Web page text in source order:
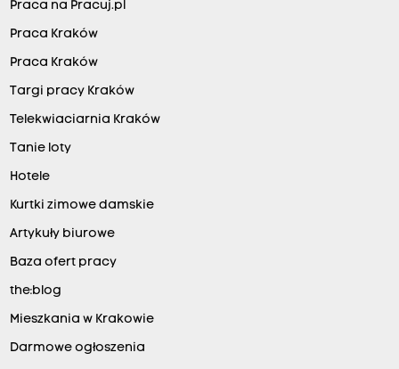
Praca na Pracuj.pl
Praca Kraków
Praca Kraków
Targi pracy Kraków
Telekwiaciarnia Kraków
Tanie loty
Hotele
Kurtki zimowe damskie
Artykuły biurowe
Baza ofert pracy
the:blog
Mieszkania w Krakowie
Darmowe ogłoszenia